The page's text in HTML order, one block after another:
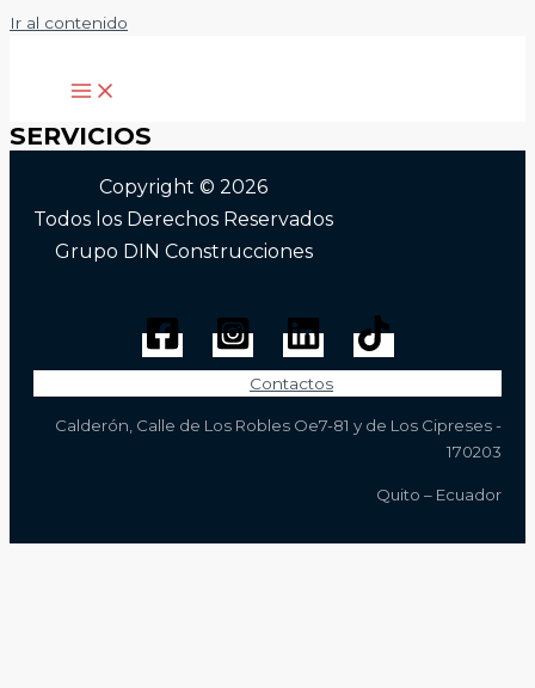
Ir al contenido
SERVICIOS
Copyright © 2026
Todos los Derechos Reservados
Grupo DIN Construcciones
Contactos
Calderón, Calle de Los Robles Oe7-81 y de Los Cipreses -
170203
Quito – Ecuador